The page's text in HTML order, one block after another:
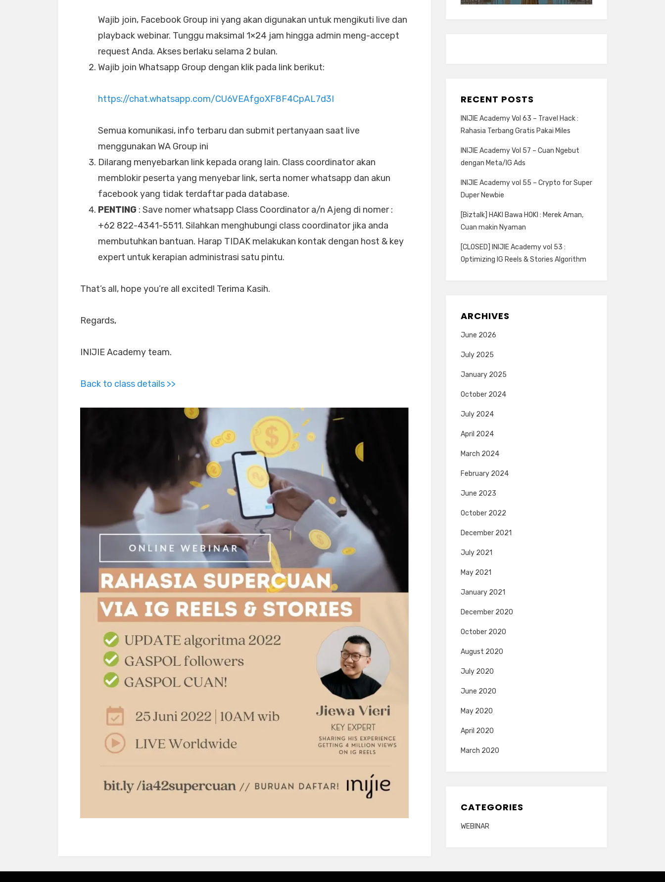
Wajib join, Facebook Group ini yang akan digunakan untuk mengikuti live dan
playback webinar. Tunggu maksimal 1×24 jam hingga admin meng-accept
request Anda. Akses berlaku selama 2 bulan.
Wajib join Whatsapp Group dengan klik pada link berikut:
https://chat.whatsapp.com/CU6VEAfgoXF8F4CpAL7d3I
Semua komunikasi, info terbaru dan submit pertanyaan saat live
menggunakan WA Group ini
Dilarang menyebarkan link kepada orang lain. Class coordinator akan
memblokir peserta yang menyebar link, serta nomer whatsapp dan akun
facebook yang tidak terdaftar pada database.
PENTING : Save nomer whatsapp Class Coordinator a/n Ajeng di nomer :
+62 822-4341-5511. Silahkan menghubungi class coordinator jika anda
membutuhkan bantuan. Harap TIDAK melakukan kontak dengan host & key
expert untuk kerapian administrasi satu pintu.
That’s all, hope you’re all excited! Terima Kasih.
Regards,
INIJIE Academy team.
Back to class details >>
RECENT POSTS
INIJIE Academy Vol 63 – Travel Hack :
Rahasia Terbang Gratis Pakai Miles
INIJIE Academy Vol 57 – Cuan Ngebut
dengan Meta/IG Ads
INIJIE Academy vol 55 – Crypto for Super
Duper Newbie
[Biztalk] HAKI Bawa HOKI : Merek Aman,
Cuan makin Nyaman
[CLOSED] INIJIE Academy vol 53 :
Optimizing IG Reels & Stories Algorithm
ARCHIVES
June 2026
July 2025
January 2025
October 2024
July 2024
April 2024
March 2024
February 2024
June 2023
October 2022
December 2021
July 2021
May 2021
January 2021
December 2020
October 2020
August 2020
July 2020
June 2020
May 2020
April 2020
March 2020
CATEGORIES
WEBINAR